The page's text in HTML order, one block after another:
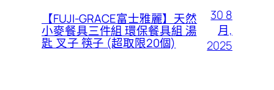
【FUJI-GRACE富士雅麗】天然
小麥餐具三件組 環保餐具組 湯
匙 叉子 筷子 (超取限20個)
30 8
月,
2025